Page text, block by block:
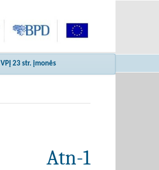
VPĮ 23 str. įmonės
Atn-1